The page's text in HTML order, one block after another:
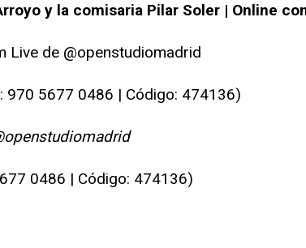
y la comisaria Pilar Soler | Online
Live de @openstudiomadrid
970 5677 0486 | Código: 474136)
0486 | Código: 474136)